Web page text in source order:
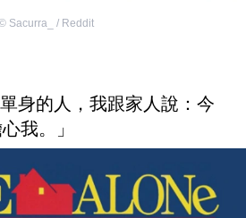
Sacurra_ / Reddit
身的人，我跟家人說：今
我。」